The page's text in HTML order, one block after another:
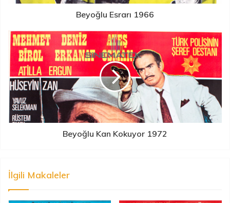
Beyoğlu Esrarı 1966
Beyoğlu Kan Kokuyor 1972
İlgili Makaleler